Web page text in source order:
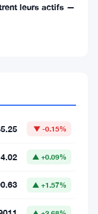
leurs actifs —
▼ -0.15%
▲ +0.09%
▲ +1.57%